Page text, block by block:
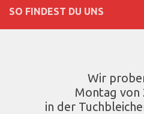
SO FINDEST DU UNS
Wir
Montag von
in der